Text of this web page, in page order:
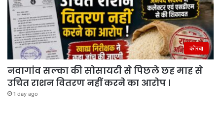
कोरबा
नवागांव सल्का की सोसायटी से पिछले छह माह से
उचित राशन वितरण नहीं करने का आरोप ।
1 day ago